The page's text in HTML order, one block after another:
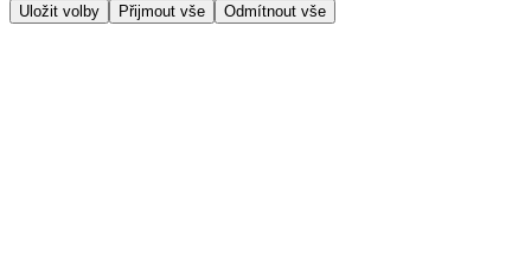
Uložit volby Přijmout vše Odmítnout vše